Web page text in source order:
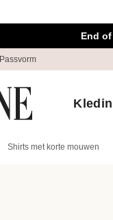
End
Passvorm
Shirts met korte mouwen